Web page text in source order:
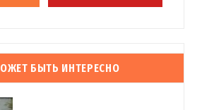
БЫТЬ ИНТЕРЕСНО